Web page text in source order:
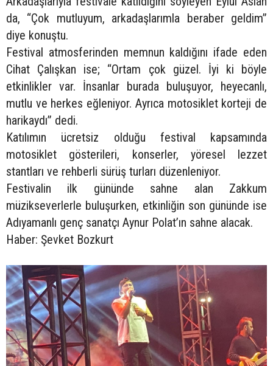
da, “Çok mutluyum, arkadaşlarımla beraber geldim”
diye konuştu.
Festival atmosferinden memnun kaldığını ifade eden
Cihat Çalışkan ise; “Ortam çok güzel. İyi ki böyle
etkinlikler var. İnsanlar burada buluşuyor, heyecanlı,
mutlu ve herkes eğleniyor. Ayrıca motosiklet korteji de
harikaydı” dedi.
Katılımın ücretsiz olduğu festival kapsamında
motosiklet gösterileri, konserler, yöresel lezzet
stantları ve rehberli sürüş turları düzenleniyor.
Festivalin ilk gününde sahne alan Zakkum
müzikseverlerle buluşurken, etkinliğin son gününde ise
Adıyamanlı genç sanatçı Aynur Polat’ın sahne alacak.
Haber: Şevket Bozkurt